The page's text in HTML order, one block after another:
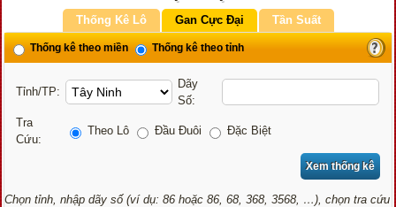
Thống Kê Lô Gan Cực Đại Tần Suất
Thống kê theo miền Thống kê theo tỉnh
Tỉnh/TP:
Dãy
Số:
Tra
Cứu:
Theo Lô Đầu Đuôi Đặc Biệt
Chọn tỉnh, nhập dãy số (ví dụ: 86 hoặc 86, 68, 368, 3568, …), chọn tra cứu